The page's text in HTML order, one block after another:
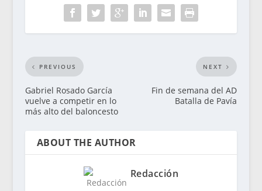
PREVIOUS
Gabriel Rosado García
vuelve a competir en lo
más alto del baloncesto
NEXT
Fin de semana del AD
Batalla de Pavía
ABOUT THE AUTHOR
Redacción